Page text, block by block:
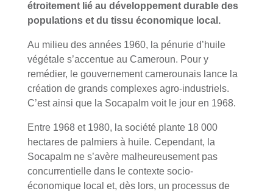
étroitement lié au développement durable des
populations et du tissu économique local.
Au milieu des années 1960, la pénurie d’huile
végétale s’accentue au Cameroun. Pour y
remédier, le gouvernement camerounais lance la
création de grands complexes agro-industriels.
C’est ainsi que la Socapalm voit le jour en 1968.
Entre 1968 et 1980, la société plante 18 000
hectares de palmiers à huile. Cependant, la
Socapalm ne s’avère malheureusement pas
concurrentielle dans le contexte socio-
économique local et, dès lors, un processus de